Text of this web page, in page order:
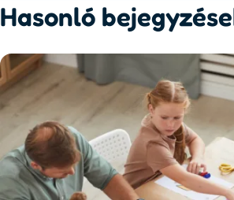
Hasonló